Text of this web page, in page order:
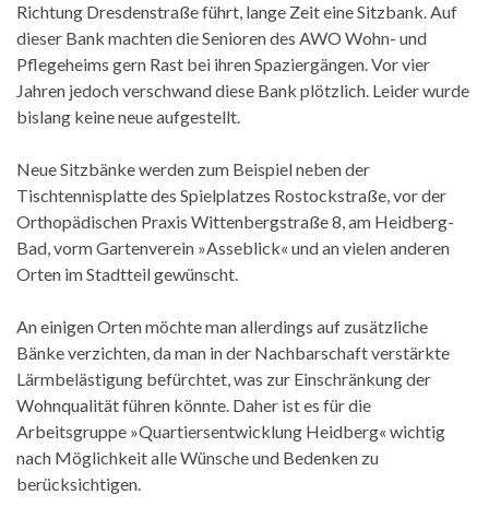
Richtung Dresdenstraße führt, lange Zeit eine Sitzbank. Auf
dieser Bank machten die Senioren des AWO Wohn- und
Pflegeheims gern Rast bei ihren Spaziergängen. Vor vier
Jahren jedoch verschwand diese Bank plötzlich. Leider wurde
bislang keine neue aufgestellt.
Neue Sitzbänke werden zum Beispiel neben der
Tischtennisplatte des Spielplatzes Rostockstraße, vor der
Orthopädischen Praxis Wittenbergstraße 8, am Heidberg-
Bad, vorm Gartenverein »Asseblick« und an vielen anderen
Orten im Stadtteil gewünscht.
An einigen Orten möchte man allerdings auf zusätzliche
Bänke verzichten, da man in der Nachbarschaft verstärkte
Lärmbelästigung befürchtet, was zur Einschränkung der
Wohnqualität führen könnte. Daher ist es für die
Arbeitsgruppe »Quartiersentwicklung Heidberg« wichtig
nach Möglichkeit alle Wünsche und Bedenken zu
berücksichtigen.